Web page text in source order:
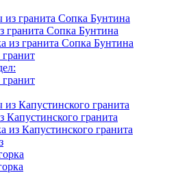
гранита Сопка Бунтина
гранита Сопка Бунтина
из гранита Сопка Бунтина
Капустинского гранита
Капустинского гранита
из Капустинского гранита